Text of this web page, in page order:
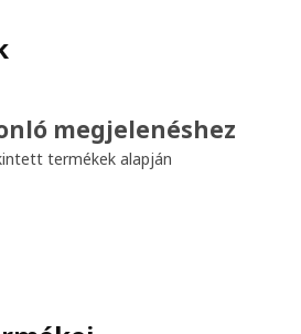
megjelenéshez
termékek alapján